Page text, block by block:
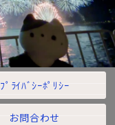
ﾌﾟﾗｲﾊﾞｼｰﾎﾟﾘｼｰ
お問合わせ